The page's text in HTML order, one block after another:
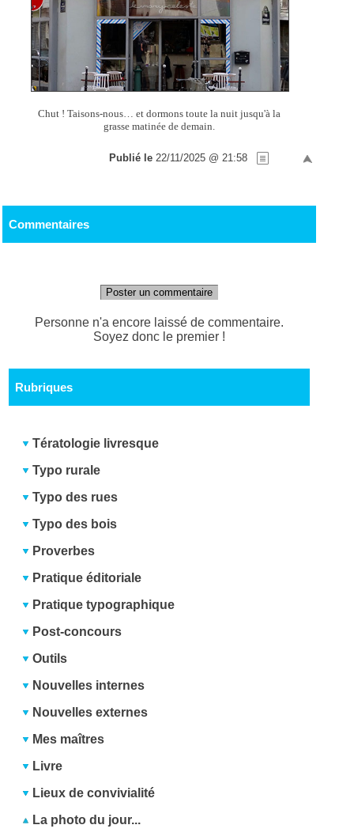
Chut ! Taisons-nous… et dormons toute la nuit jusqu'à la
grasse matinée de demain.
Publié le 22/11/2025 @ 21:58
Commentaires
Poster un commentaire
Personne n'a encore laissé de commentaire.
Soyez donc le premier !
Rubriques
Tératologie livresque
Typo rurale
Typo des rues
Typo des bois
Proverbes
Pratique éditoriale
Pratique typographique
Post-concours
Outils
Nouvelles internes
Nouvelles externes
Mes maîtres
Livre
Lieux de convivialité
La photo du jour...